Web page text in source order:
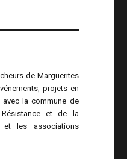
de Marguerites
projets en
la commune de
et de la
et les associations